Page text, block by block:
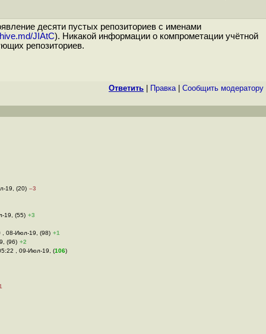
десяти пустых репозиториев с именами
JIAtC). Никакой информации о компрометации учётной
репозиториев.
Ответить Правка| Cообщить модератору
19, (20) –3
19, (55) +3
, 08-Июл-19, (98) +1
(96) +2
, 09-Июл-19, (106)